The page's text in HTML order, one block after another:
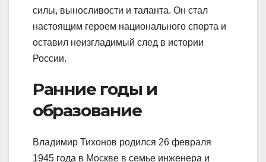
силы, выносливости и таланта. Он стал
настоящим героем национального спорта и
оставил неизгладимый след в истории
России.
Ранние годы и
образование
Владимир Тихонов родился 26 февраля
1945 года в Москве в семье инженера и